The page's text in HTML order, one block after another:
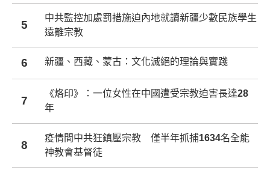
5
中共監控加處罰措施迫內地就讀新疆少數民族學生
遠離宗教
6 新疆、西藏、蒙古：文化滅絕的理論與實踐
7
《烙印》：一位女性在中國遭受宗教迫害長達28
年
8
疫情間中共狂鎮壓宗教 僅半年抓捕1634名全能
神教會基督徒